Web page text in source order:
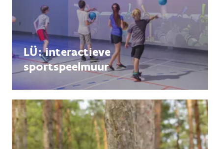
LÜ: interactieve
sportspeelmuur